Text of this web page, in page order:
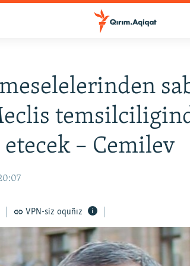
meselelerinden
– Cemilev
VPN-siz oquñız